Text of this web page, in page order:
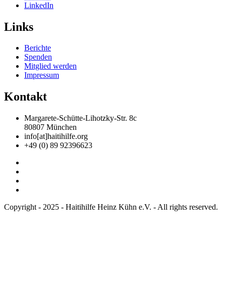
LinkedIn
Links
Berichte
Spenden
Mitglied werden
Impressum
Kontakt
Margarete-Schütte-Lihotzky-Str. 8c
80807 München
info[at]haitihilfe.org
+49 (0) 89 92396623
Copyright - 2025 - Haitihilfe Heinz Kühn e.V. - All rights reserved.